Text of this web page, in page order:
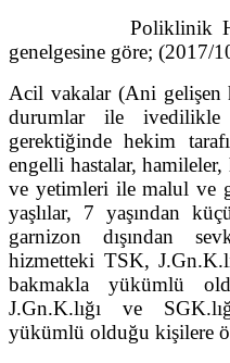
Poliklinik
genelgesine göre; (2017/
Acil vakalar (Ani gelişen
durumlar ile ivedilikle
gerektiğinde hekim
engelli hastalar,
ve yetimleri ile malul ve
yaşlılar, 7 yaşından
garnizon dışından
hizmetteki TSK,
bakmakla yükümlü
J.Gn.K.lığı ve
yükümlü olduğu kişilere